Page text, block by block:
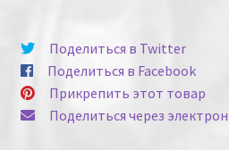
Поделиться в Twitter
Поделиться в Facebook
Прикрепить этот товар
Поделиться через